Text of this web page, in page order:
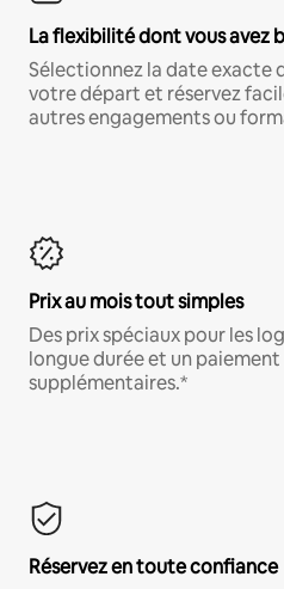
La flexibilité dont vous avez
Sélectionnez la date exacte
votre départ et réservez
autres engagements ou
Prix au mois tout simples
Des prix spéciaux pour les
longue durée et un
supplémentaires.*
Réservez en toute confiance